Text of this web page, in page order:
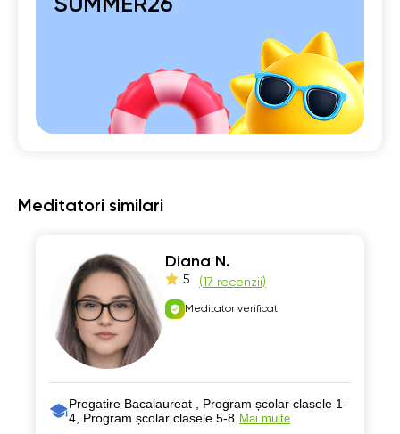
SUMMER26
Meditatori similari
Diana N.
5 (17 recenzii)
Meditator verificat
Pregatire Bacalaureat , Program școlar clasele 1-
4, Program școlar clasele 5-8 Mai multe